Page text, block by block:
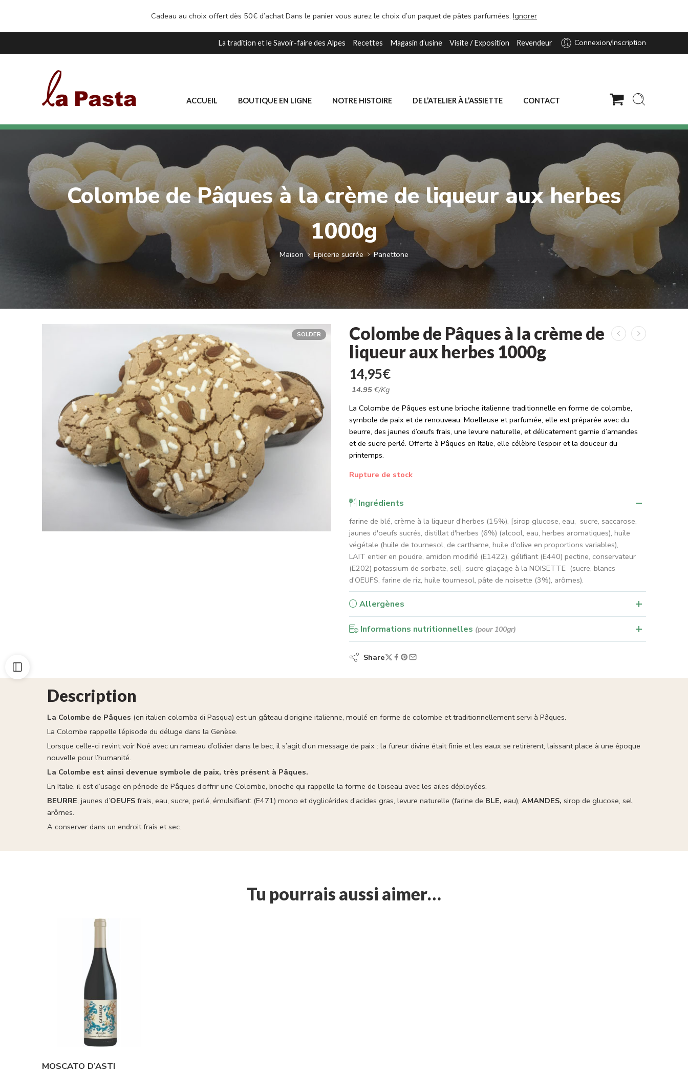
Cadeau au choix offert dès 50€ d’achat Dans le panier vous aurez le choix d’un paquet de pâtes parfumées. Ignorer
La tradition et le Savoir-faire des Alpes Recettes Magasin d’usine Visite / Exposition Revendeur Connexion/Inscription
ACCUEIL BOUTIQUE EN LIGNE NOTRE HISTOIRE DE L’ATELIER À L’ASSIETTE CONTACT
Colombe de Pâques à la crème de liqueur aux herbes
1000g
Maison Epicerie sucrée Panettone
SOLDER
Colombe de Pâques à la crème de
liqueur aux herbes 1000g
14,95€
14.95 €/Kg
La Colombe de Pâques est une brioche italienne traditionnelle en forme de colombe,
symbole de paix et de renouveau. Moelleuse et parfumée, elle est préparée avec du
beurre, des jaunes d’œufs frais, une levure naturelle, et délicatement garnie d’amandes
et de sucre perlé. Offerte à Pâques en Italie, elle célèbre l’espoir et la douceur du
printemps.
Rupture de stock
Ingrédients
farine de blé, crème à la liqueur d'herbes (15%), [sirop glucose, eau, sucre, saccarose,
jaunes d'oeufs sucrés, distillat d'herbes (6%) (alcool, eau, herbes aromatiques), huile
végétale (huile de tournesol, de carthame, huile d'olive en proportions variables),
LAIT entier en poudre, amidon modifié (E1422), gélifiant (E440) pectine, conservateur
(E202) potassium de sorbate, sel], sucre glaçage à la NOISETTE (sucre, blancs
d'OEUFS, farine de riz, huile tournesol, pâte de noisette (3%), arômes).
Allergènes
Informations nutritionnelles (pour 100gr)
Share
Description
La Colombe de Pâques (en italien colomba di Pasqua) est un gâteau d’origine italienne, moulé en forme de colombe et traditionnellement servi à Pâques.
La Colombe rappelle l’épisode du déluge dans la Genèse.
Lorsque celle-ci revint voir Noé avec un rameau d’olivier dans le bec, il s’agit d’un message de paix : la fureur divine était finie et les eaux se retirèrent, laissant place à une époque
nouvelle pour l’humanité.
La Colombe est ainsi devenue symbole de paix, très présent à Pâques.
En Italie, il est d’usage en période de Pâques d’offrir une Colombe, brioche qui rappelle la forme de l’oiseau avec les ailes déployées.
BEURRE, jaunes d’OEUFS frais, eau, sucre, perlé, émulsifiant: (E471) mono et dyglicérides d’acides gras, levure naturelle (farine de BLE, eau), AMANDES, sirop de glucose, sel,
arômes.
A conserver dans un endroit frais et sec.
Tu pourrais aussi aimer…
MOSCATO D’ASTI